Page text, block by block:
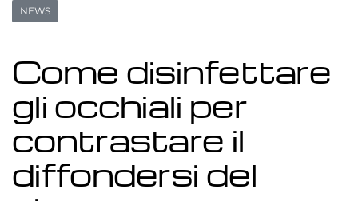
NEWS
Come disinfettare
gli occhiali per
contrastare il
diffondersi del